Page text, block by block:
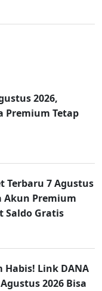
2026,
Premium Tetap
Terbaru 7 Agustus
Akun Premium
Saldo Gratis
Habis! Link DANA
2026 Bisa